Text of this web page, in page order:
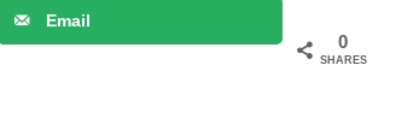
Email
0
SHARES